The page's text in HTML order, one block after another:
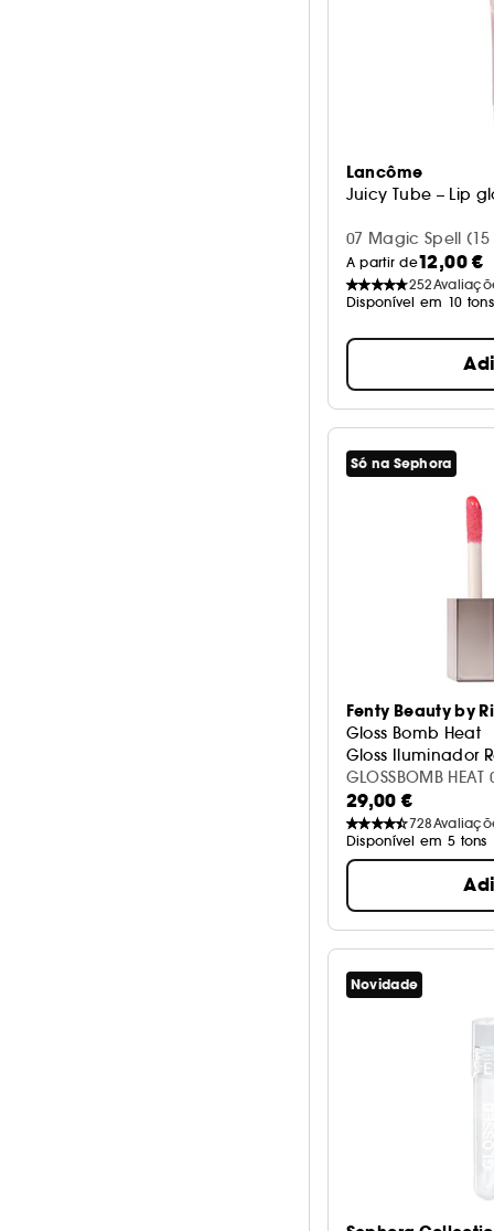
Lancôme
Juicy Tube – Lip
07 Magic Spell (15
A partir de12,00 €
252
Disponível em 10 tons
Só na Sephora
Fenty Beauty by
Gloss Bomb Heat
Gloss Iluminador
GLOSSBOMB HEAT
29,00 €
728
Disponível em 5 tons
Novidade